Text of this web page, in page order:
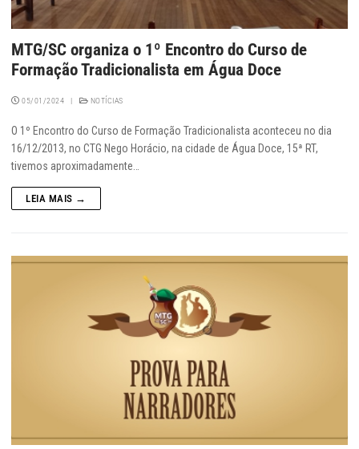
MTG/SC organiza o 1º Encontro do Curso de
Formação Tradicionalista em Água Doce
05/01/2024 | NOTÍCIAS
O 1º Encontro do Curso de Formação Tradicionalista aconteceu no dia
16/12/2013, no CTG Nego Horácio, na cidade de Água Doce, 15ª RT,
tivemos aproximadamente…
LEIA MAIS →